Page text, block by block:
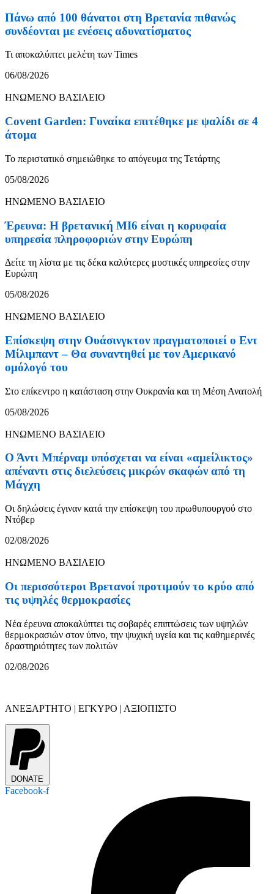
Πάνω από 100 θάνατοι στη Βρετανία πιθανώς
συνδέονται με ενέσεις αδυνατίσματος
Τι αποκαλύπτει μελέτη των Times
06/08/2026
ΗΝΩΜΕΝΟ ΒΑΣΙΛΕΙΟ
Covent Garden: Γυναίκα επιτέθηκε με ψαλίδι σε 4
άτομα
Το περιστατικό σημειώθηκε το απόγευμα της Τετάρτης
05/08/2026
ΗΝΩΜΕΝΟ ΒΑΣΙΛΕΙΟ
Έρευνα: Η βρετανική MI6 είναι η κορυφαία
υπηρεσία πληροφοριών στην Ευρώπη
Δείτε τη λίστα με τις δέκα καλύτερες μυστικές υπηρεσίες στην
Ευρώπη
05/08/2026
ΗΝΩΜΕΝΟ ΒΑΣΙΛΕΙΟ
Επίσκεψη στην Ουάσινγκτον πραγματοποιεί ο Εντ
Μίλιμπαντ – Θα συναντηθεί με τον Αμερικανό
ομόλογό του
Στο επίκεντρο η κατάσταση στην Ουκρανία και τη Μέση Ανατολή
05/08/2026
ΗΝΩΜΕΝΟ ΒΑΣΙΛΕΙΟ
Ο Άντι Μπέρναμ υπόσχεται να είναι «αμείλικτος»
απέναντι στις διελεύσεις μικρών σκαφών από τη
Μάγχη
Οι δηλώσεις έγιναν κατά την επίσκεψη του πρωθυπουργού στο
Ντόβερ
02/08/2026
ΗΝΩΜΕΝΟ ΒΑΣΙΛΕΙΟ
Οι περισσότεροι Βρετανοί προτιμούν το κρύο από
τις υψηλές θερμοκρασίες
Νέα έρευνα αποκαλύπτει τις σοβαρές επιπτώσεις των υψηλών
θερμοκρασιών στον ύπνο, την ψυχική υγεία και τις καθημερινές
δραστηριότητες των πολιτών
02/08/2026
ΑΝΕΞΑΡΤΗΤΟ | ΕΓΚΥΡΟ | ΑΞΙΟΠΙΣΤΟ
DONATE
Facebook-f